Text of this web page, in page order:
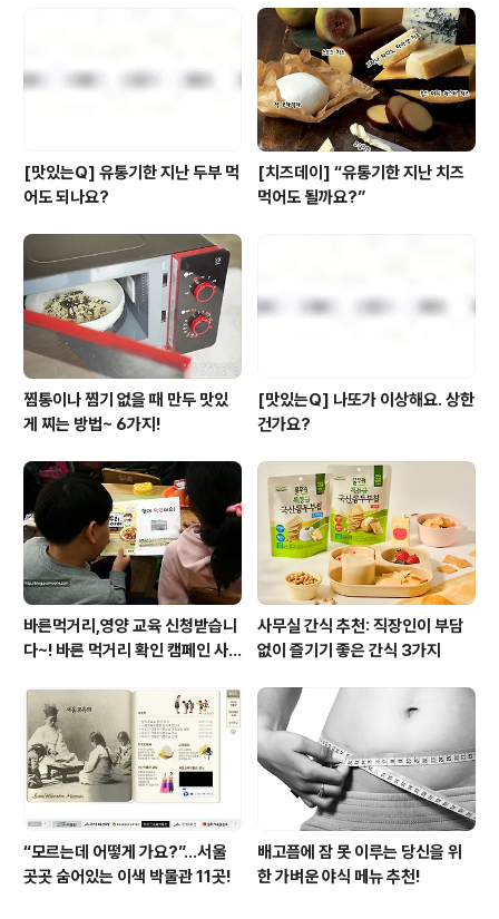
건 아닌지... 요즘 인터넷에 하도 가짜 뉴스, 가짜 정보가 많
아 이렇게 여쭤 봅니다. 유통기한 지난 두부, 언제까지 먹을
수 있나요? - 깜빡깜빡하는 20대 김혜자 A) 풀무원 ..
[맛있는Q] 유통기한 지난 두부 먹
어도 되나요?
[치즈데이] “유통기한 지난 치즈
먹어도 될까요?”
찜통이나 찜기 없을 때 만두 맛있
게 찌는 방법~ 6가지!
[맛있는Q] 나또가 이상해요. 상한
건가요?
바른먹거리,영양 교육 신청받습니
다~! 바른 먹거리 확인 캠페인 사
사무실 간식 추천: 직장인이 부담
없이 즐기기 좋은 간식 3가지
“모르는데 어떻게 가요?”...서울
곳곳 숨어있는 이색 박물관 11곳!
배고픔에 잠 못 이루는 당신을 위
한 가벼운 야식 메뉴 추천!